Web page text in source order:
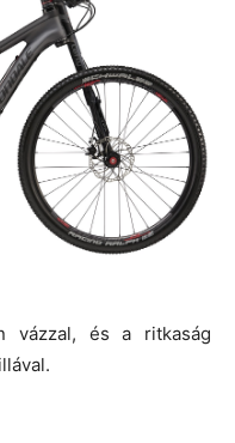
vázzal, és a ritkaság